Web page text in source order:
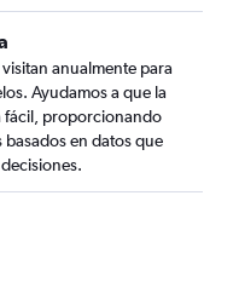
anualmente para
Ayudamos a que la
fácil, proporcionando
en datos que